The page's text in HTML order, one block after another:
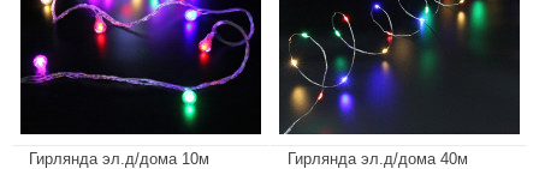
Гирлянда эл.д/дома 10м
Гирлянда эл.д/дома 40м